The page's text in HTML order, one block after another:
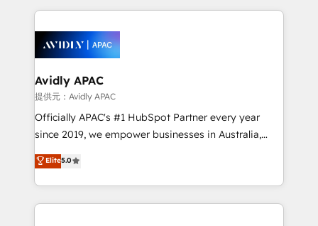
Retail execution, CPQ, customer portals and
HubSpot CMS developments. And we're champions
nerds who can harness HubSpot’s custom digital
experience. Working hand-in-hand with your team,
we’ll assemble a RevOps machine that drives more
traffic, generates better leads and crushes your
revenue goals. We've worked with thousands of
HubSpot customers and we'd love to work with you
too! Clients come to us for: Advanced CRM solutions
HubSpot Data System Migrations between systems
to HubSpot New lead generation strategies Time-
Avidly APAC
提供元：Avidly APAC
Officially APAC's #1 HubSpot Partner every year
since 2019, we empower businesses in Australia,
New Zealand, and globally to realise their full
potential through enterprise HubSpot CRM
implementation. And we deliver best practice across
the whole HubSpot platform, covering marketing,
Elite5.0